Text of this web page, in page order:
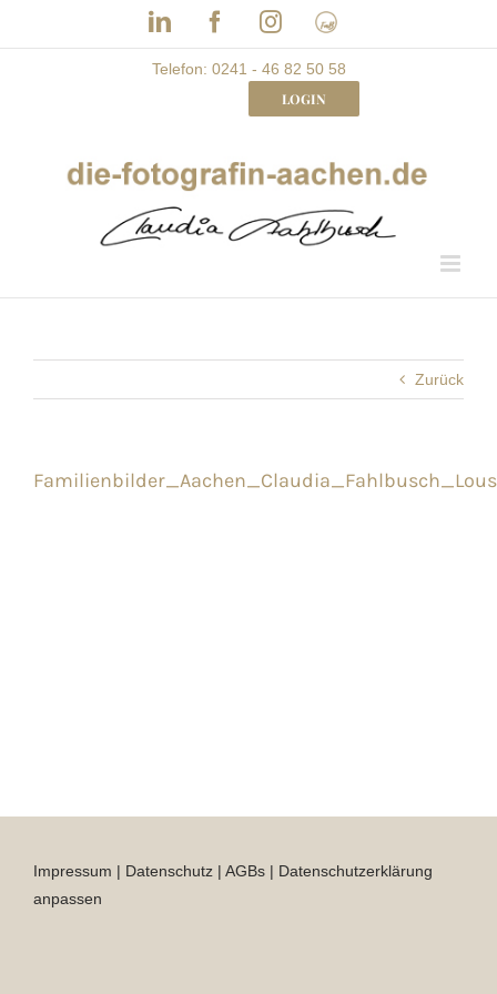
LinkedInFacebookInstagram
Frau
mit
Bizz
Telefon: 0241 - 46 82 50 58
LOGIN
Zurück
Impressum | Datenschutz | AGBs | Datenschutzerklärung
anpassen